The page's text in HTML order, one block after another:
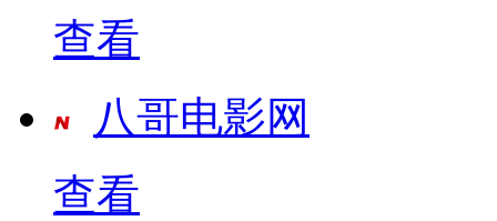
查看
八哥电影网
查看